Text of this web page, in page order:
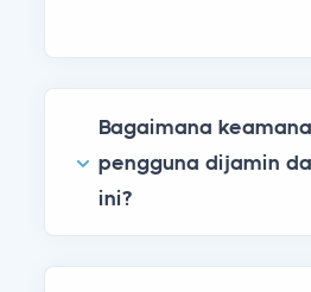
Bagaimana
pengguna dijamin
ini?